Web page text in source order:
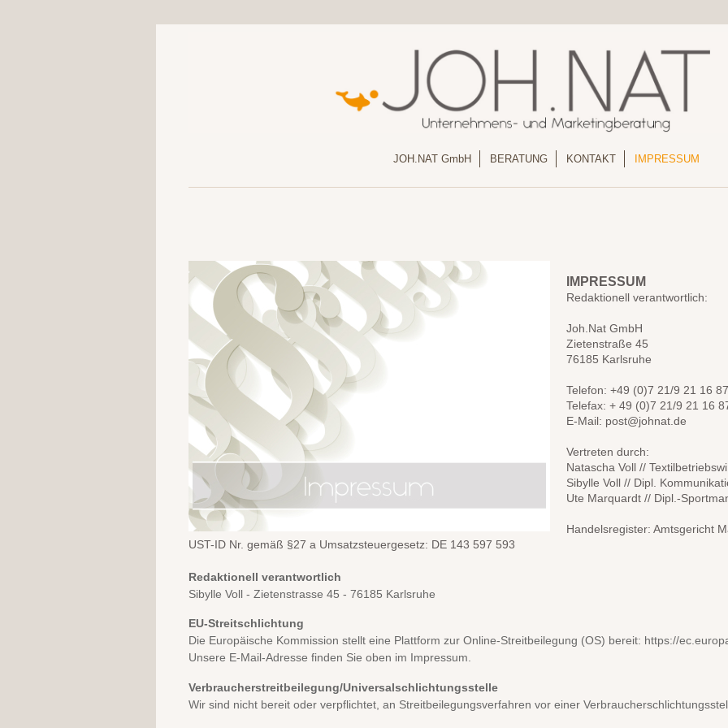
JOH.NAT GmbH BERATUNG KONTAKT IMPRESSUM
IMPRESSUM
Redaktionell verantwortlich:
Joh.Nat GmbH
Zietenstraße 45
76185 Karlsruhe
Telefon: +49 (0)7 21/9 21 16 87
Telefax: + 49 (0)7 21/9 21 16
E-Mail: post@johnat.de
Vertreten durch:
Natascha Voll //
Sibylle Voll // Dipl.
Ute Marquardt // Dipl.-
Handelsregister: Amtsgericht
UST-ID Nr. gemäß §27 a Umsatzsteuergesetz: DE 143 597 593
Redaktionell verantwortlich
Sibylle Voll - Zietenstrasse 45 - 76185 Karlsruhe
EU-Streitschlichtung
Die Europäische Kommission stellt eine Plattform zur Online-Streitbeilegung (OS) bereit: https://
Unsere E-Mail-Adresse finden Sie oben im Impressum.
Verbraucherstreitbeilegung/Universalschlichtungsstelle
Wir sind nicht bereit oder verpflichtet, an Streitbeilegungsverfahren vor einer